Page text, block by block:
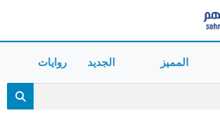
المميز الجديد روايات